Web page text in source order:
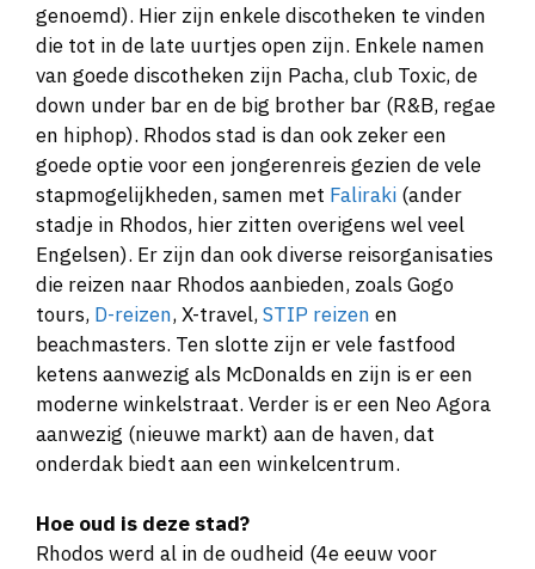
genoemd). Hier zijn enkele discotheken te vinden
die tot in de late uurtjes open zijn. Enkele namen
van goede discotheken zijn Pacha, club Toxic, de
down under bar en de big brother bar (R&B, regae
en hiphop). Rhodos stad is dan ook zeker een
goede optie voor een jongerenreis gezien de vele
stapmogelijkheden, samen met Faliraki (ander
stadje in Rhodos, hier zitten overigens wel veel
Engelsen). Er zijn dan ook diverse reisorganisaties
die reizen naar Rhodos aanbieden, zoals Gogo
tours, D-reizen, X-travel,STIP reizen en
beachmasters. Ten slotte zijn er vele fastfood
ketens aanwezig als McDonalds en zijn is er een
moderne winkelstraat. Verder is er een Neo Agora
aanwezig (nieuwe markt) aan de haven, dat
onderdak biedt aan een winkelcentrum.
Hoe oud is deze stad?
Rhodos werd al in de oudheid (4e eeuw voor